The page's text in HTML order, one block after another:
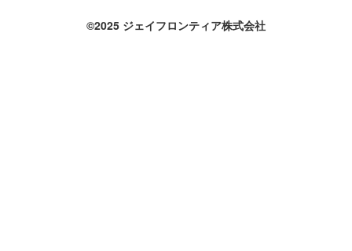
©2025 ジェイフロンティア株式会社